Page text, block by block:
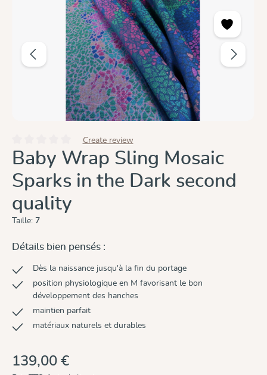
Note moyenne de 0 sur 5 étoiles
Create review
Baby Wrap Sling Mosaic
Sparks in the Dark second
quality
Taille: 7
Détails bien pensés :
Dès la naissance jusqu'à la fin du portage
position physiologique en M favorisant le bon
développement des hanches
maintien parfait
matériaux naturels et durables
139,00 €